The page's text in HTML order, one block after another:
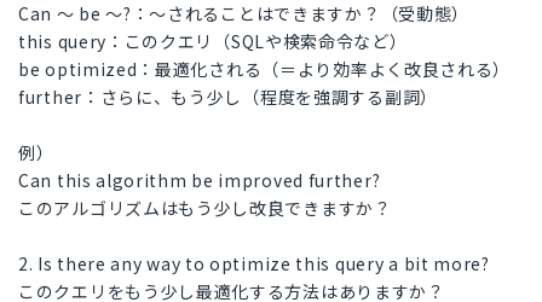
Can ～ be ～?：～されることはできますか？（受動態）
this query：このクエリ（SQLや検索命令など）
be optimized：最適化される（＝より効率よく改良される）
further：さらに、もう少し（程度を強調する副詞）
例）
Can this algorithm be improved further?
このアルゴリズムはもう少し改良できますか？
2. Is there any way to optimize this query a bit more?
このクエリをもう少し最適化する方法はありますか？